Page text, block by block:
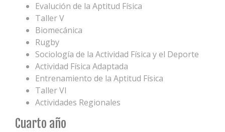
Evalución de la Aptitud Física
Taller V
Biomecánica
Rugby
Sociología de la Actividad Física y el Deporte
Actividad Física Adaptada
Entrenamiento de la Aptitud Física
Taller VI
Actividades Regionales
Cuarto año